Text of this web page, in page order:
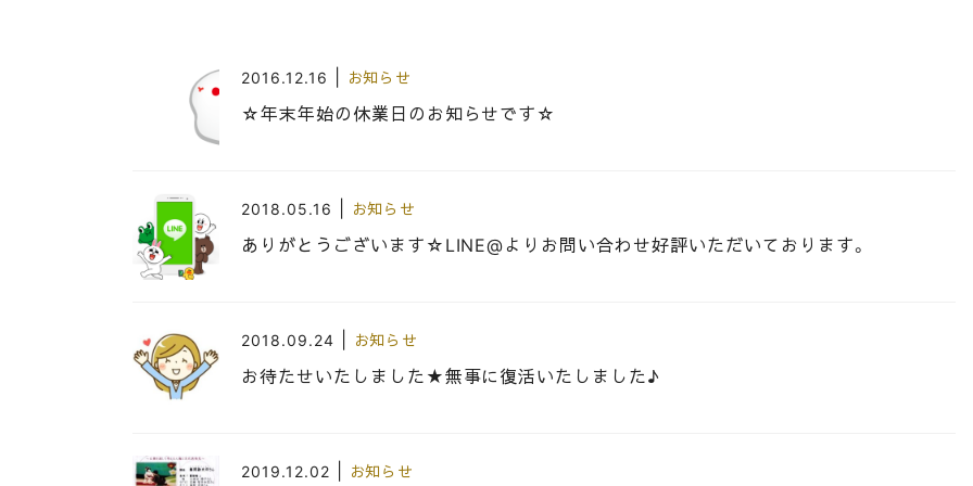
2016.12.16 お知らせ
☆年末年始の休業日のお知らせです☆
2018.05.16 お知らせ
ありがとうございます☆LINE@よりお問い合わせ好評いただいております。
2018.09.24 お知らせ
お待たせいたしました★無事に復活いたしました♪
2019.12.02 お知らせ